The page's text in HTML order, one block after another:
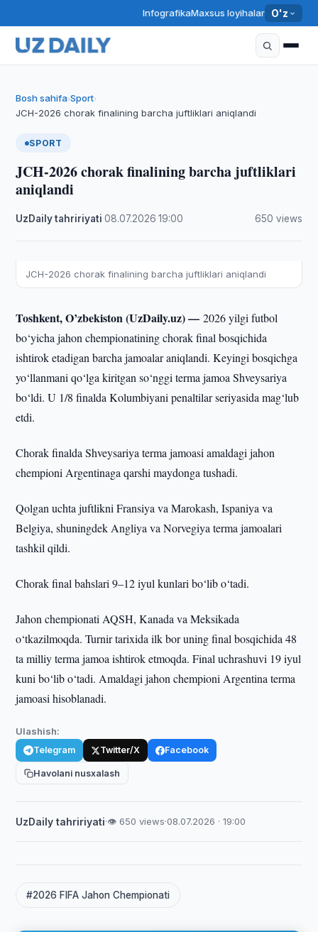
InfografikaMaxsus loyihalar O'z
Bosh sahifa›Sport›
JCH-2026 chorak finalining barcha juftliklari aniqlandi
SPORT
JCH-2026 chorak finalining barcha juftliklari
aniqlandi
UzDaily tahririyati ·08.07.2026 ·19:00 650 views
JCH-2026 chorak finalining barcha juftliklari aniqlandi
Toshkent, O’zbekiston (UzDaily.uz) —2026 yilgi futbol
bo‘yicha jahon chempionatining chorak final bosqichida
ishtirok etadigan barcha jamoalar aniqlandi. Keyingi bosqichga
yo‘llanmani qo‘lga kiritgan so‘nggi terma jamoa Shveysariya
bo‘ldi. U 1/8 finalda Kolumbiyani penaltilar seriyasida mag‘lub
etdi.
Chorak finalda Shveysariya terma jamoasi amaldagi jahon
chempioni Argentinaga qarshi maydonga tushadi.
Qolgan uchta juftlikni Fransiya va Marokash, Ispaniya va
Belgiya, shuningdek Angliya va Norvegiya terma jamoalari
tashkil qildi.
Chorak final bahslari 9–12 iyul kunlari bo‘lib o‘tadi.
Jahon chempionati AQSH, Kanada va Meksikada
o‘tkazilmoqda. Turnir tarixida ilk bor uning final bosqichida 48
ta milliy terma jamoa ishtirok etmoqda. Final uchrashuvi 19 iyul
kuni bo‘lib o‘tadi. Amaldagi jahon chempioni Argentina terma
jamoasi hisoblanadi.
Ulashish:
Telegram Twitter/X Facebook
Havolani nusxalash
UzDaily tahririyati·👁 650 views·08.07.2026 · 19:00
#2026 FIFA Jahon Chempionati